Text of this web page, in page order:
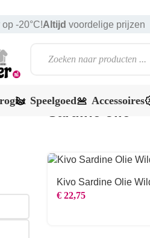
-20°C!Altijd voordelige prijzen
Speelgoed Accessoires
Sardine olie
Kivo Sardine Olie
€22,75